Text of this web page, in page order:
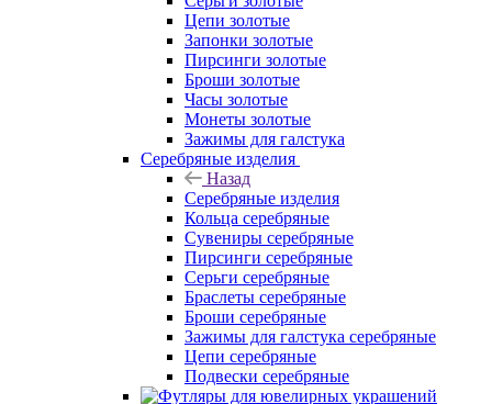
Цепи золотые
Запонки золотые
Пирсинги золотые
Броши золотые
Часы золотые
Монеты золотые
Зажимы для галстука
Серебряные изделия
Назад
Серебряные изделия
Кольца серебряные
Сувениры серебряные
Пирсинги серебряные
Серьги серебряные
Браслеты серебряные
Броши серебряные
Зажимы для галстука серебряные
Цепи серебряные
Подвески серебряные